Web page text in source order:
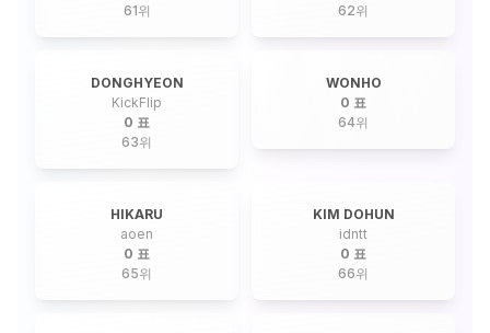
61위
62위
DONGHYEON
KickFlip
0 표
63위
WONHO
0 표
64위
HIKARU
aoen
0 표
65위
KIM DOHUN
idntt
0 표
66위